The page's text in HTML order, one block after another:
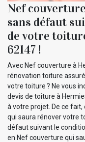
Nef
sans défaut
de votre
62147 !
Avec Nef couverture à
rénovation toiture
votre toiture ? Ne vous
devis de toiture à
à votre projet. De ce
qui saura rénover votre
défaut suivant le
en Nef couverture qui